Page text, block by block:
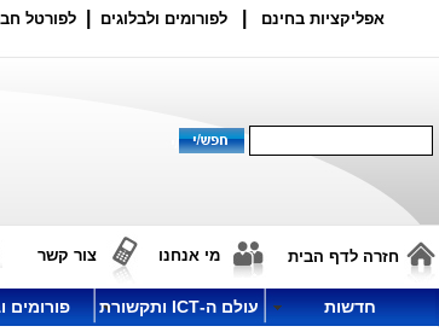
אפליקציות בחינם לפורומים ולבלוגים לפורטל
חזרה לדף הבית מי אנחנו צור קשר
חדשות עולם ה-ICT ותקשורת פורומים